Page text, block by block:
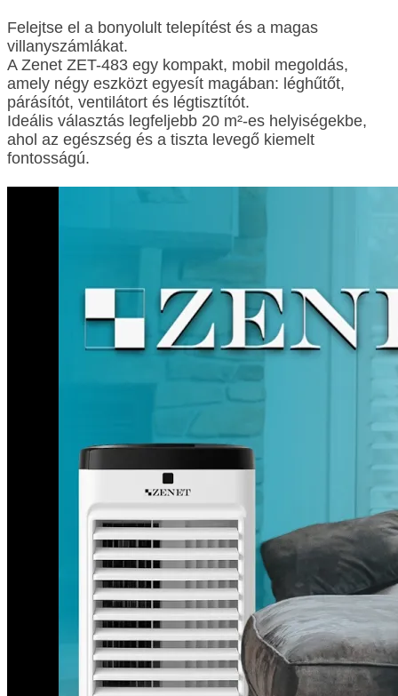
Felejtse el a bonyolult telepítést és a magas
villanyszámlákat.
A Zenet ZET-483 egy kompakt, mobil megoldás,
amely négy eszközt egyesít magában: léghűtőt,
párásítót, ventilátort és légtisztítót.
Ideális választás legfeljebb 20 m²-es helyiségekbe,
ahol az egészség és a tiszta levegő kiemelt
fontosságú.